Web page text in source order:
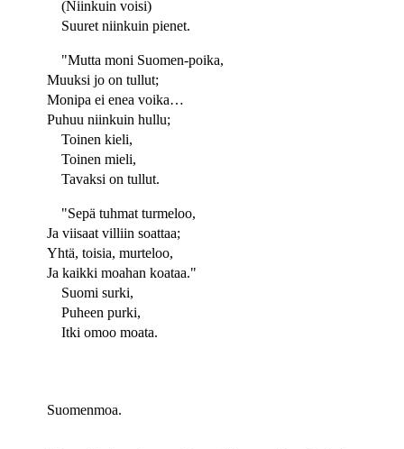
(Niinkuin voisi)
Suuret niinkuin pienet.
"Mutta moni Suomen-poika,
Muuksi jo on tullut;
Monipa ei enea voika…
Puhuu niinkuin hullu;
Toinen kieli,
Toinen mieli,
Tavaksi on tullut.
"Sepä tuhmat turmeloo,
Ja viisaat villiin soattaa;
Yhtä, toisia, murteloo,
Ja kaikki moahan koataa."
Suomi surki,
Puheen purki,
Itki omoo moata.
Suomenmoa.